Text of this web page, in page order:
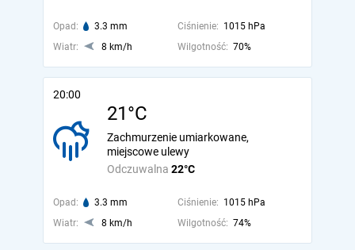
Opad: 3.3 mm Ciśnienie: 1015 hPa
Wiatr:
8 km/h Wilgotność: 70%
20:00
21°C
Odczuwalna 22°C
Zachmurzenie umiarkowane,
miejscowe ulewy
Opad: 3.3 mm Ciśnienie: 1015 hPa
Wiatr:
8 km/h Wilgotność: 74%